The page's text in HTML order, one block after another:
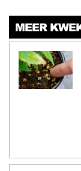
MEER